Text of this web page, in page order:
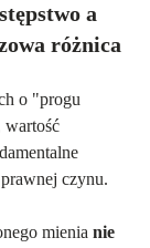
a
różnica
o "progu
wartość
czynu.
mienia nie